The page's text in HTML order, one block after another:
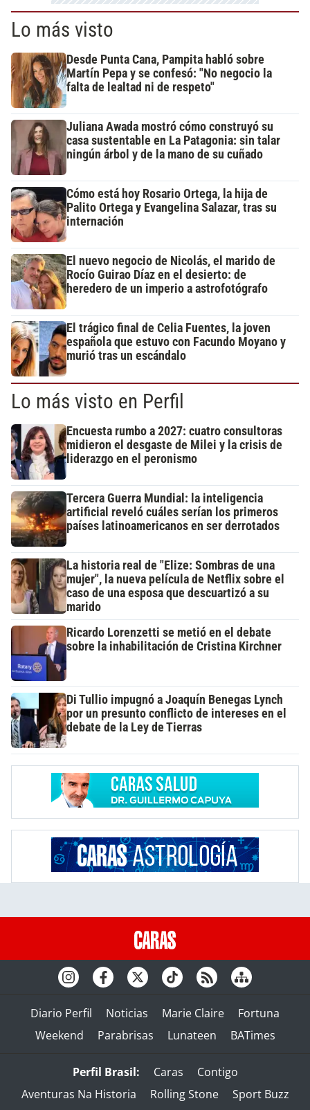
Lo más visto
Desde Punta Cana, Pampita habló sobre
Martín Pepa y se confesó: "No negocio la
falta de lealtad ni de respeto"
Juliana Awada mostró cómo construyó su
casa sustentable en La Patagonia: sin talar
ningún árbol y de la mano de su cuñado
Cómo está hoy Rosario Ortega, la hija de
Palito Ortega y Evangelina Salazar, tras su
internación
El nuevo negocio de Nicolás, el marido de
Rocío Guirao Díaz en el desierto: de
heredero de un imperio a astrofotógrafo
El trágico final de Celia Fuentes, la joven
española que estuvo con Facundo Moyano y
murió tras un escándalo
Lo más visto en Perfil
Encuesta rumbo a 2027: cuatro consultoras
midieron el desgaste de Milei y la crisis de
liderazgo en el peronismo
Tercera Guerra Mundial: la inteligencia
artificial reveló cuáles serían los primeros
países latinoamericanos en ser derrotados
La historia real de "Elize: Sombras de una
mujer", la nueva película de Netflix sobre el
caso de una esposa que descuartizó a su
marido
Ricardo Lorenzetti se metió en el debate
sobre la inhabilitación de Cristina Kirchner
Di Tullio impugnó a Joaquín Benegas Lynch
por un presunto conflicto de intereses en el
debate de la Ley de Tierras
Diario Perfil Noticias Marie Claire
Fortuna
Weekend
Parabrisas Lunateen BATimes
Perfil Brasil: Caras
Contigo
Aventuras Na Historia
Rolling Stone
Sport Buzz